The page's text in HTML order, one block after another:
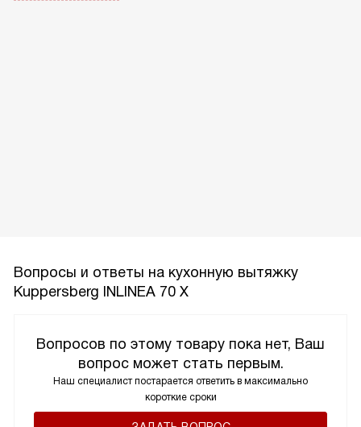
Вопросы и ответы на кухонную вытяжку
Kuppersberg INLINEA 70 X
Вопросов по этому товару пока нет, Ваш
вопрос может стать первым.
Наш специалист постарается ответить в максимально
короткие сроки